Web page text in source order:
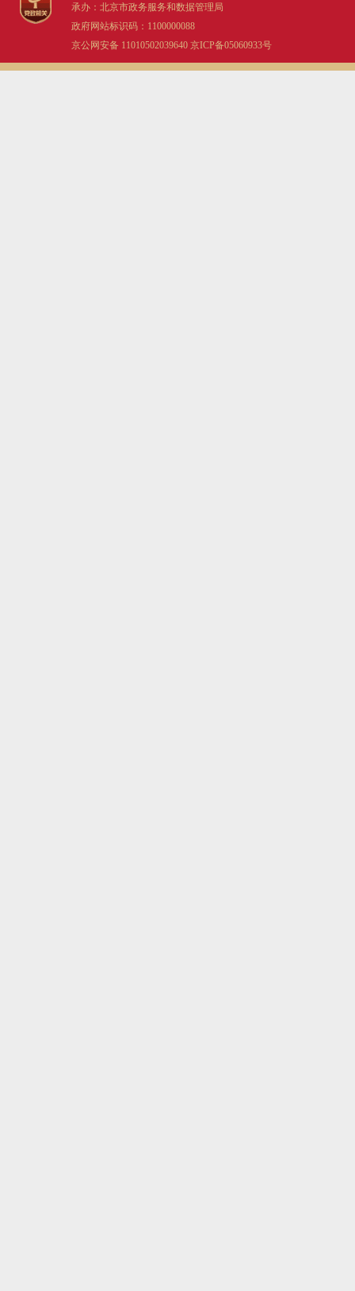
承办：北京市政务服务和数据管理局
政府网站标识码：1100000088
京公网安备 11010502039640 京ICP备05060933号